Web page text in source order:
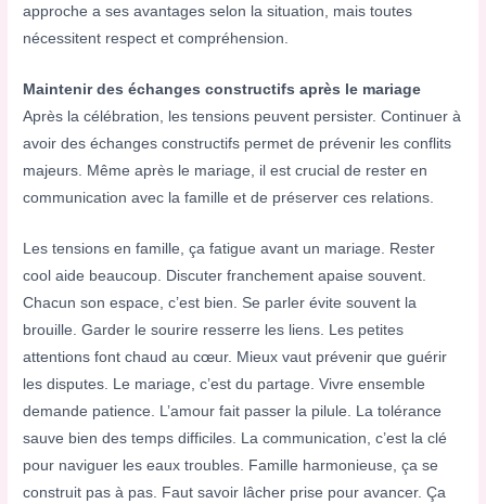
approche a ses avantages selon la situation, mais toutes
nécessitent respect et compréhension.
Maintenir des échanges constructifs après le mariage
Après la célébration, les tensions peuvent persister. Continuer à
avoir des échanges constructifs permet de prévenir les conflits
majeurs. Même après le mariage, il est crucial de rester en
communication avec la famille et de préserver ces relations.
Les tensions en famille, ça fatigue avant un mariage. Rester
cool aide beaucoup. Discuter franchement apaise souvent.
Chacun son espace, c’est bien. Se parler évite souvent la
brouille. Garder le sourire resserre les liens. Les petites
attentions font chaud au cœur. Mieux vaut prévenir que guérir
les disputes. Le mariage, c’est du partage. Vivre ensemble
demande patience. L’amour fait passer la pilule. La tolérance
sauve bien des temps difficiles. La communication, c’est la clé
pour naviguer les eaux troubles. Famille harmonieuse, ça se
construit pas à pas. Faut savoir lâcher prise pour avancer. Ça